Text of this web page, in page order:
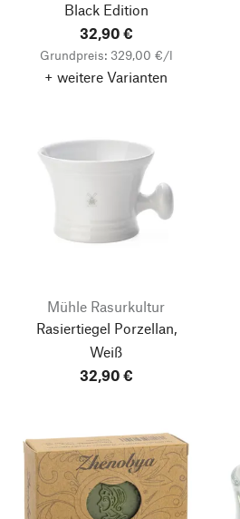
Black Edition
32,90 €
Grundpreis: 329,00 €/l
+ weitere Varianten
Mühle Rasurkultur
Rasiertiegel Porzellan,
Weiß
32,90 €